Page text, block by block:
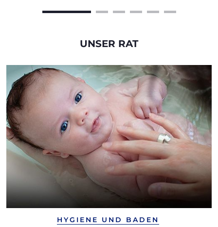
UNSER RAT
HYGIENE UND BADEN